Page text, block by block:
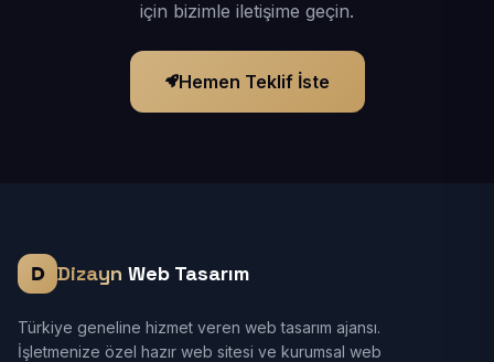
için bizimle iletişime geçin.
Hemen Teklif İste
Dizayn Web Tasarım
Türkiye geneline hizmet veren web tasarım ajansı.
İşletmenize özel hazır web sitesi ve kurumsal web